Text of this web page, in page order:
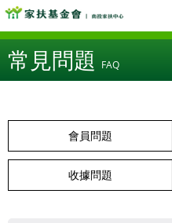
常見問題 FAQ
會員問題
收據問題